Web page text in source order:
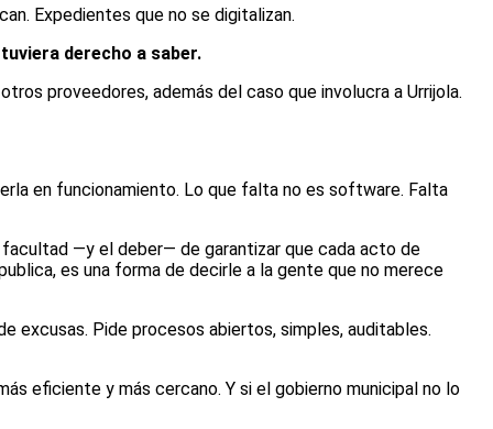
Expedientes que no se digitalizan.
derecho a saber.
proveedores, además del caso que involucra a Urrijola.
en funcionamiento. Lo que falta no es software. Falta
facultad —y el deber— de garantizar que cada acto de
es una forma de decirle a la gente que no merece
excusas. Pide procesos abiertos, simples, auditables.
eficiente y más cercano. Y si el gobierno municipal no lo